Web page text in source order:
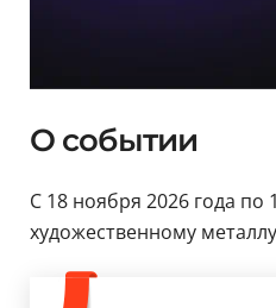
О событии
С 18 ноября 2026 года по
художественному